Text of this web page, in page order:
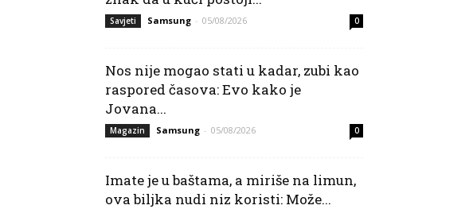
Savjeti Samsung - 05/08/2026 0
Nos nije mogao stati u kadar, zubi kao
raspored časova: Evo kako je
Jovana...
Magazin Samsung - 05/08/2026 0
Imate je u baštama, a miriše na limun,
ova biljka nudi niz koristi: Može...